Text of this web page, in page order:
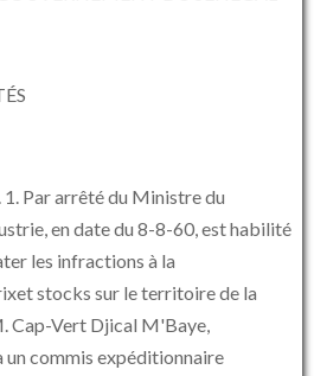
1. Par arrêté du Ministre du
en date du 8-8-60, est habilité
les infractions à la
stocks sur le territoire de la
Cap-Vert Djical M'Baye,
un commis expéditionnaire